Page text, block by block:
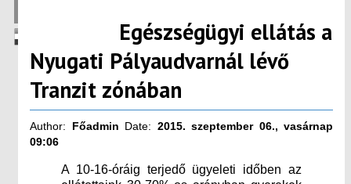
Egészségügyi ellátás a
Nyugati Pályaudvarnál lévő
Tranzit zónában
Author: Főadmin Date: 2015. szeptember 06., vasárnap
09:06
A 10-16-óráig terjedő ügyeleti időben az